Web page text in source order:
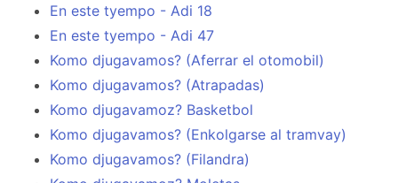
En este tyempo - Adi 18
En este tyempo - Adi 47
Komo djugavamos? (Aferrar el otomobil)
Komo djugavamos? (Atrapadas)
Komo djugavamoz? Basketbol
Komo djugavamos? (Enkolgarse al tramvay)
Komo djugavamos? (Filandra)